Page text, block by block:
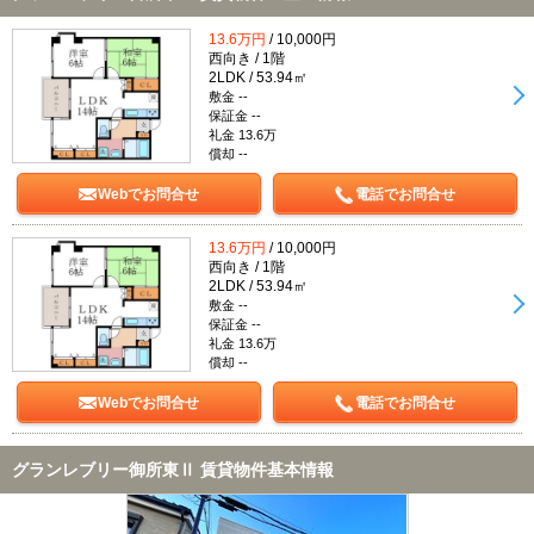
13.6万円 / 10,000円
西向き / 1階
2LDK / 53.94㎡
敷金 --
保証金 --
礼金 13.6万
償却 --
Webでお問合せ 電話でお問合せ
13.6万円 / 10,000円
西向き / 1階
2LDK / 53.94㎡
敷金 --
保証金 --
礼金 13.6万
償却 --
Webでお問合せ 電話でお問合せ
グランレブリー御所東Ⅱ 賃貸物件基本情報